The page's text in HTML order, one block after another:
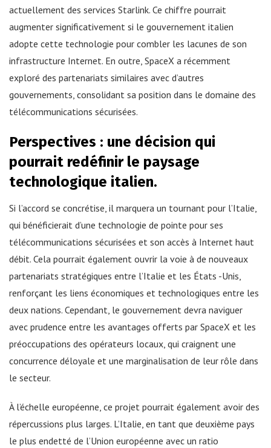
actuellement des services Starlink. Ce chiffre pourrait
augmenter significativement si le gouvernement italien
adopte cette technologie pour combler les lacunes de son
infrastructure Internet. En outre, SpaceX a récemment
exploré des partenariats similaires avec d’autres
gouvernements, consolidant sa position dans le domaine des
télécommunications sécurisées.
Perspectives : une décision qui
pourrait redéfinir le paysage
technologique italien.
Si l’accord se concrétise, il marquera un tournant pour l’Italie,
qui bénéficierait d’une technologie de pointe pour ses
télécommunications sécurisées et son accès à Internet haut
débit. Cela pourrait également ouvrir la voie à de nouveaux
partenariats stratégiques entre l’Italie et les États -Unis,
renforçant les liens économiques et technologiques entre les
deux nations. Cependant, le gouvernement devra naviguer
avec prudence entre les avantages offerts par SpaceX et les
préoccupations des opérateurs locaux, qui craignent une
concurrence déloyale et une marginalisation de leur rôle dans
le secteur.
À l’échelle européenne, ce projet pourrait également avoir des
répercussions plus larges. L’Italie, en tant que deuxième pays
le plus endetté de l’Union européenne avec un ratio